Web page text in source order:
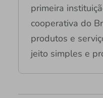
primeira
cooperativa do
produtos e
jeito simples e